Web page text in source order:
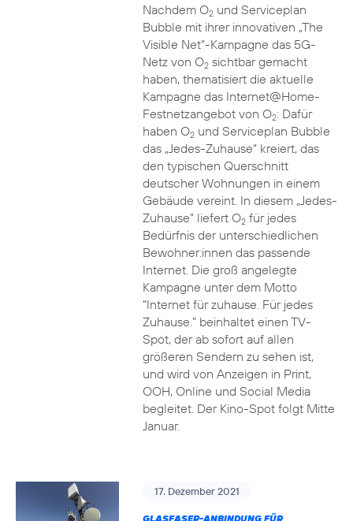
Nachdem O2und Serviceplan
Bubble mit ihrer innovativen „The
Visible Net“-Kampagne das 5G-
Netz von O2sichtbar gemacht
haben, thematisiert die aktuelle
Kampagne das Internet@Home-
Festnetzangebot von O2: Dafür
haben O2und Serviceplan Bubble
das „Jedes-Zuhause“ kreiert, das
den typischen Querschnitt
deutscher Wohnungen in einem
Gebäude vereint. In diesem „Jedes-
Zuhause” liefert O2für jedes
Bedürfnis der unterschiedlichen
Bewohner:innen das passende
Internet. Die groß angelegte
Kampagne unter dem Motto
“Internet für zuhause. Für jedes
Zuhause.” beinhaltet einen TV-
Spot, der ab sofort auf allen
größeren Sendern zu sehen ist,
und wird von Anzeigen in Print,
OOH, Online und Social Media
begleitet. Der Kino-Spot folgt Mitte
Januar.
17. Dezember 2021
GLASFASER-ANBINDUNG FÜR